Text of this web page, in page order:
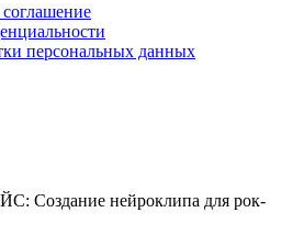
соглашение
персональных данных
Создание нейроклипа для рок-